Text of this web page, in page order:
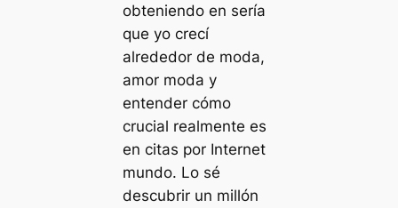
obteniendo en sería
que yo crecí
alrededor de moda,
amor moda y
entender cómo
crucial realmente es
en citas por Internet
mundo. Lo sé
descubrir un millón